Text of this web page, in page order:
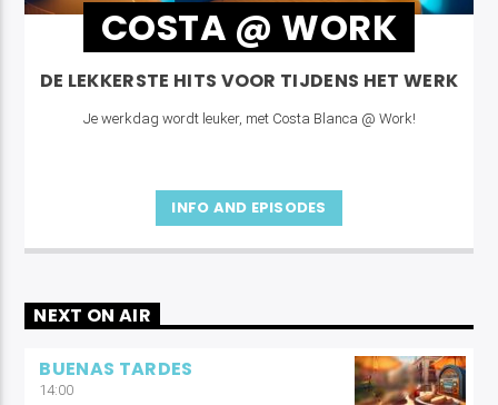
COSTA @ WORK
DE LEKKERSTE HITS VOOR TIJDENS HET WERK
Je werkdag wordt leuker, met Costa Blanca @ Work!
INFO AND EPISODES
NEXT ON AIR
BUENAS TARDES
14:00